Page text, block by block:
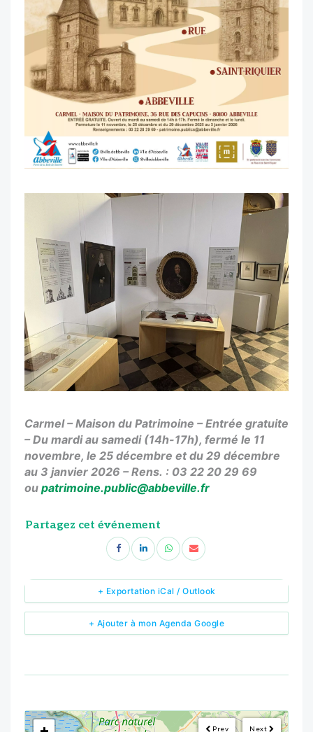
Carmel – Maison du Patrimoine – Entrée gratuite
– Du mardi au samedi (14h-17h), fermé le 11
novembre, le 25 décembre et du 29 décembre
au 3 janvier 2026 – Rens. : 03 22 20 29 69
ou patrimoine.public@abbeville.fr
Partagez cet événement
+ Ajouter à mon Agenda Google
+ Exportation iCal / Outlook
Next
Prev
<!---->